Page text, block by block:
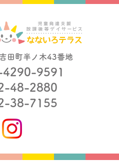
田町半ノ木43番地
9591
48-2880
38-7155